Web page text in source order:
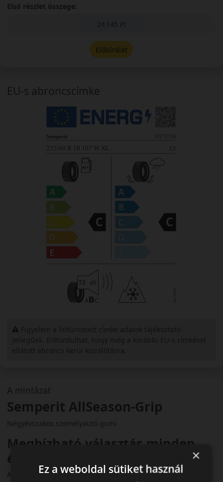
A mintázat
Semperit AllSeason-Grip
Négyévszakos személyautó gumi
Megbízható választás minden
évszakban
A Semperit Allseason-Grip egy prémium minőségű
Első részlet összege:
24 145 Ft
Előbírálat
EU-s abroncscímke
×
Ez a weboldal sütiket használ